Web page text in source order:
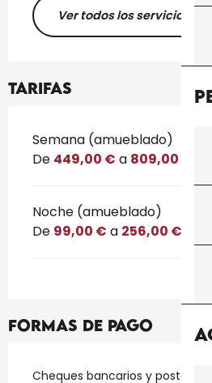
Ver todos los servicios
Tarifas
Tarifas 2026
Semana (amueblado)
De 449,00 € a 809,00 €
Noche (amueblado)
De 99,00 € a 256,00 €
Formas de pago
Cheques bancarios y postales